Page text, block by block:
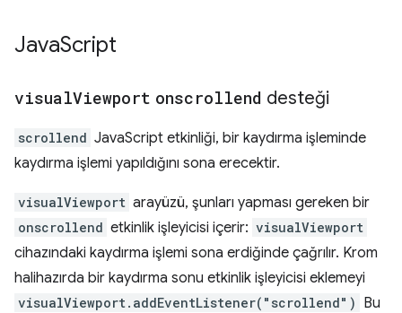
JavaScript
visualViewport onscrollend desteği
scrollend JavaScript etkinliği, bir kaydırma işleminde
kaydırma işlemi yapıldığını sona erecektir.
visualViewport arayüzü, şunları yapması gereken bir
onscrollend etkinlik işleyicisi içerir: visualViewport
cihazındaki kaydırma işlemi sona erdiğinde çağrılır. Krom
halihazırda bir kaydırma sonu etkinlik işleyicisi eklemeyi
visualViewport.addEventListener("scrollend") Bu